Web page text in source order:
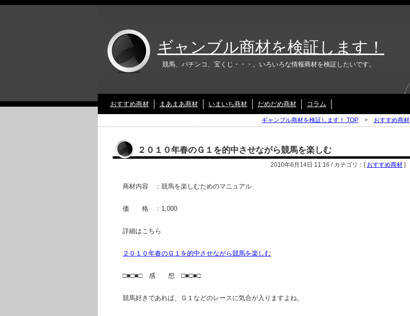
ギャンブル商材を検証します！
競馬、パチンコ、宝くじ・・・。いろいろな情報商材を検証したいです。
おすすめ商材 まあまあ商材 いまいち商材 だめだめ商材 コラム
ギャンブル商材を検証します！ TOP > おすすめ商材
２０１０年春のＧ１を的中させながら競馬を楽しむ
2010年6月14日 11:16 / カテゴリ：[ おすすめ商材 ]
商材内容 ：競馬を楽しむためのマニュアル
価 格 ：1,000
詳細はこちら
２０１０年春のＧ１を的中させながら競馬を楽しむ
□■□■□ 感 想 □■□■□
競馬好きであれば、Ｇ１などのレースに気合が入りますよね。